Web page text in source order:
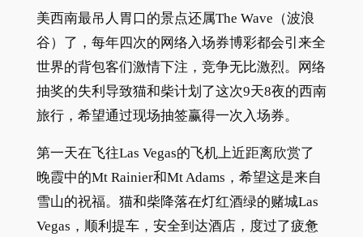
美西南最吊人胃口的景点还属The Wave（波浪
谷）了，每年四次的网络入场券博彩都会引来全
世界的背包客们激情下注，竞争无比激烈。网络
抽奖的失利导致猫和柴计划了这次9天8夜的西南
旅行，希望通过现场抽签赢得一次入场券。
第一天在飞往Las Vegas的飞机上近距离欣赏了
晚霞中的Mt Rainier和Mt Adams，希望这是来自
雪山的祝福。猫和柴降落在灯红酒绿的赌城Las
Vegas，顺利提车，安全到达酒店，度过了疲惫